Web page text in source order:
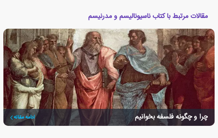
مقالات مرتبط با کتاب ناسیونالیسم و مدرنیسم
چرا و چگونه فلسفه بخوانیم ادامه مقاله